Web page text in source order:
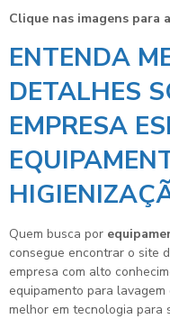
Clique nas imagens para
ENTENDA
DETALHES
EMPRESA
Quem busca por
consegue encontrar o site
empresa com alto
equipamento para
melhor em tecnologia para